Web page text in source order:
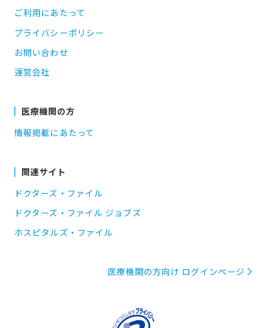
ご利用にあたって
プライバシーポリシー
お問い合わせ
運営会社
医療機関の方
情報掲載にあたって
関連サイト
ドクターズ・ファイル
ドクターズ・ファイル ジョブズ
ホスピタルズ・ファイル
医療機関の方向け ログインページ